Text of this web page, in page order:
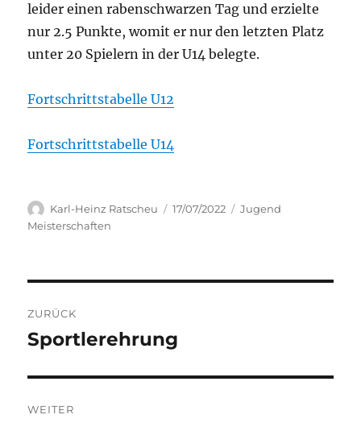
leider einen rabenschwarzen Tag und erzielte
nur 2.5 Punkte, womit er nur den letzten Platz
unter 20 Spielern in der U14 belegte.
Fortschrittstabelle U12
Fortschrittstabelle U14
Autor
Karl-Heinz Ratscheu
Veröffentlicht
17/07/2022 Kategorien
Jugend
Meisterschaften
ZURÜCK
Vorheriger
Sportlerehrung
WEITER